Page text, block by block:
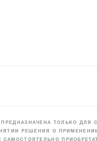
ТОЛЬКО ДЛЯ
РЕШЕНИЯ О
САМОСТОЯТЕЛЬНО